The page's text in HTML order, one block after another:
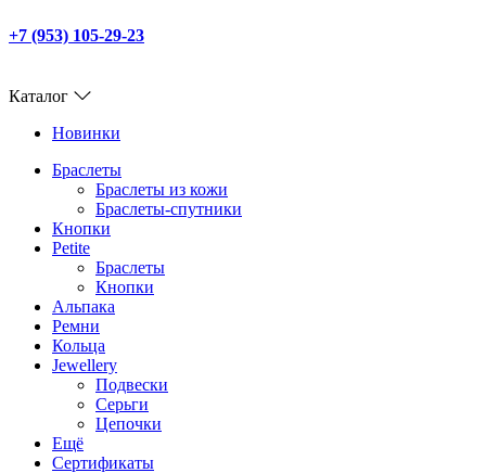
+7 (953) 105-29-23
Каталог
Новинки
Браслеты
Браслеты из кожи
Браслеты-спутники
Кнопки
Petite
Браслеты
Кнопки
Альпака
Ремни
Кольца
Jewellery
Подвески
Серьги
Цепочки
Ещё
Сертификаты